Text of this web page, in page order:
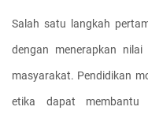
Salah satu langkah
dengan menerapkan
masyarakat. Pendidikan
etika dapat membantu